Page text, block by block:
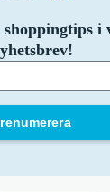
shoppingtips i